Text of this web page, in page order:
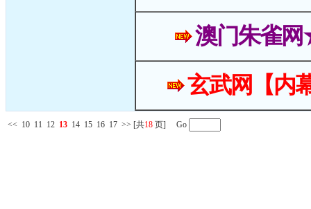
澳门朱雀
玄武网【内
<< 10 11 12 13 14 15 16 17 >> [共18 页] Go